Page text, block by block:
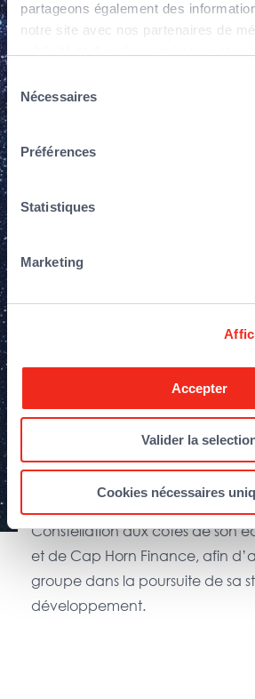
partageons également des
notre site avec nos partenaires de
ou qu'ils ont collectées lors de votre
Sélection
du
consentement
Nécessaires
Préférences
Statistiques
Marketing
Accepter
Valider la
Cookies nécessaires
annonce son entrée au capital
Constellation aux côtés de son
et de Cap Horn Finance, afin
groupe dans la poursuite de sa
développement.